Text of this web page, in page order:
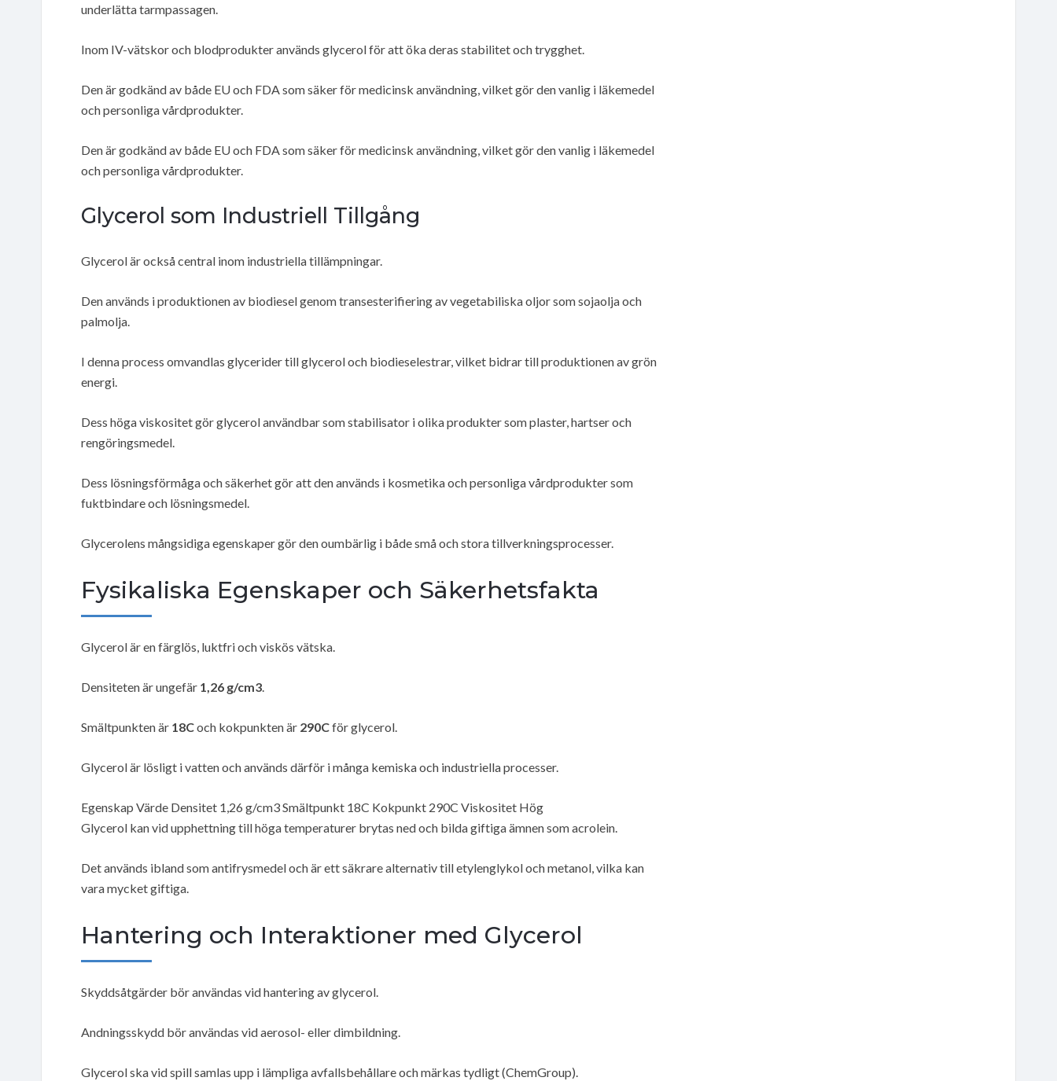
underlätta tarmpassagen.
Inom IV-vätskor och blodprodukter används glycerol för att öka deras stabilitet och trygghet.
Den är godkänd av både EU och FDA som säker för medicinsk användning, vilket gör den vanlig i läkemedel
och personliga vårdprodukter.
Den är godkänd av både EU och FDA som säker för medicinsk användning, vilket gör den vanlig i läkemedel
och personliga vårdprodukter.
Glycerol som Industriell Tillgång
Glycerol är också central inom industriella tillämpningar.
Den används i produktionen av biodiesel genom transesterifiering av vegetabiliska oljor som sojaolja och
palmolja.
I denna process omvandlas glycerider till glycerol och biodieselestrar, vilket bidrar till produktionen av grön
energi.
Dess höga viskositet gör glycerol användbar som stabilisator i olika produkter som plaster, hartser och
rengöringsmedel.
Dess lösningsförmåga och säkerhet gör att den används i kosmetika och personliga vårdprodukter som
fuktbindare och lösningsmedel.
Glycerolens mångsidiga egenskaper gör den oumbärlig i både små och stora tillverkningsprocesser.
Fysikaliska Egenskaper och Säkerhetsfakta
Glycerol är en färglös, luktfri och viskös vätska.
Densiteten är ungefär 1,26 g/cm3.
Smältpunkten är 18Coch kokpunkten är 290Cför glycerol.
Glycerol är lösligt i vatten och används därför i många kemiska och industriella processer.
Egenskap Värde Densitet 1,26 g/cm3 Smältpunkt 18C Kokpunkt 290C Viskositet Hög
Glycerol kan vid upphettning till höga temperaturer brytas ned och bilda giftiga ämnen som acrolein.
Det används ibland som antifrysmedel och är ett säkrare alternativ till etylenglykol och metanol, vilka kan
vara mycket giftiga.
Hantering och Interaktioner med Glycerol
Skyddsåtgärder bör användas vid hantering av glycerol.
Andningsskydd bör användas vid aerosol- eller dimbildning.
Glycerol ska vid spill samlas upp i lämpliga avfallsbehållare och märkas tydligt (ChemGroup).